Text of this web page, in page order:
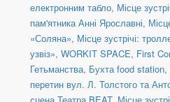
електронним табло, Місце
пам'ятника Анні Ярославні,
«Соляна», Місце зустрічі:
узвіз», WORKIT SPACE, First
Гетьманства, Бухта food station,
перетин вул. Л. Толстого та